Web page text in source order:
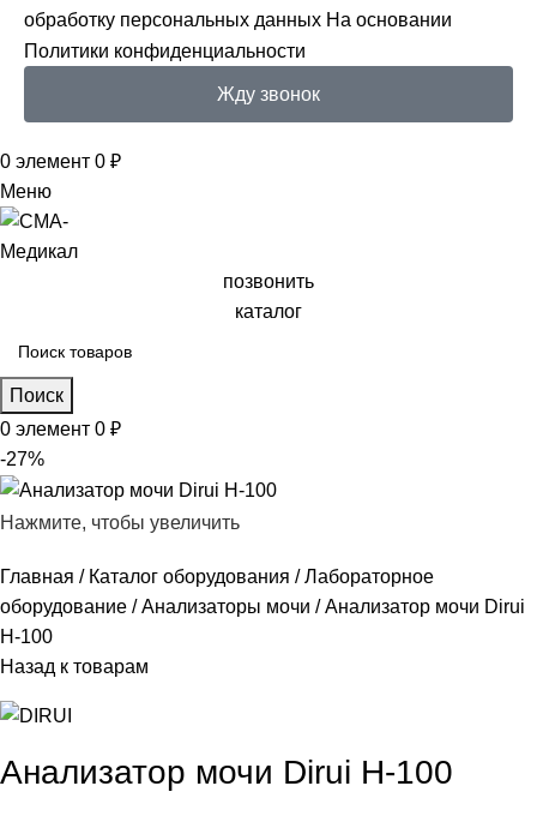
обработку персональных данных На основании
Политики конфиденциальности
Жду звонок
0 элемент 0 ₽
Меню
позвонить
каталог
Поиск
0 элемент 0 ₽
-27%
Нажмите, чтобы увеличить
Главная Каталог оборудования
Лабораторное
оборудование
Анализаторы мочи
Анализатор мочи Dirui
H-100
Назад к товарам
Анализатор мочи Dirui H-100